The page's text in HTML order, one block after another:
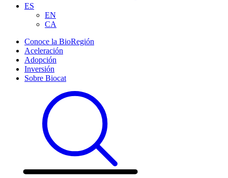
ES
EN
CA
Conoce la BioRegión
Aceleración
Adopción
Inversión
Sobre Biocat